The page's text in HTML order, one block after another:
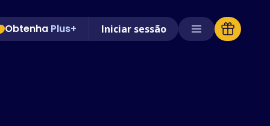
Obtenha Plus+ Iniciar sessão